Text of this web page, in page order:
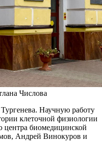
Числова
Научную работу
клеточной физиологии
центра биомедицинской
Андрей Винокуров и